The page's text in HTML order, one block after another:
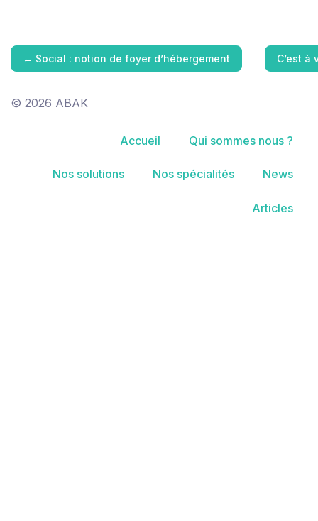
← Social : notion de foyer d’hébergement C’est
© 2026 ABAK
Accueil Qui sommes nous ?
Nos solutions Nos spécialités News
Articles